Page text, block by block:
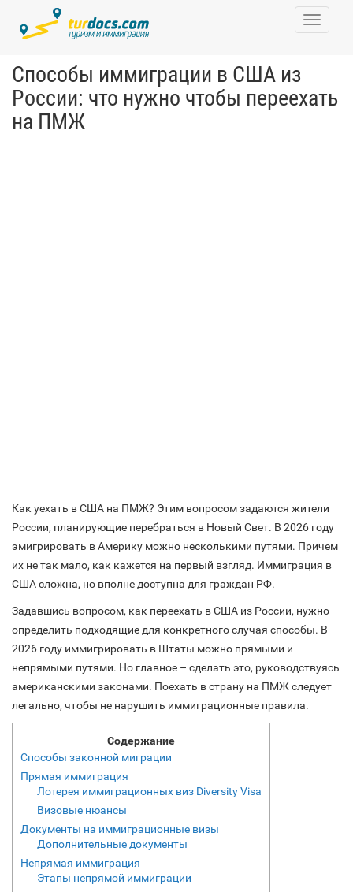
Toggle
Способы иммиграции в США из
России: что нужно чтобы переехать
на ПМЖ
Как уехать в США на ПМЖ? Этим вопросом задаются жители
России, планирующие перебраться в Новый Свет. В 2026 году
эмигрировать в Америку можно несколькими путями. Причем
их не так мало, как кажется на первый взгляд. Иммиграция в
США сложна, но вполне доступна для граждан РФ.
Задавшись вопросом, как переехать в США из России, нужно
определить подходящие для конкретного случая способы. В
2026 году иммигрировать в Штаты можно прямыми и
непрямыми путями. Но главное – сделать это, руководствуясь
американскими законами. Поехать в страну на ПМЖ следует
легально, чтобы не нарушить иммиграционные правила.
Содержание
Способы законной миграции
Прямая иммиграция
Лотерея иммиграционных виз Diversity Visa
Визовые нюансы
Документы на иммиграционные визы
Дополнительные документы
Непрямая иммиграция
Этапы непрямой иммиграции